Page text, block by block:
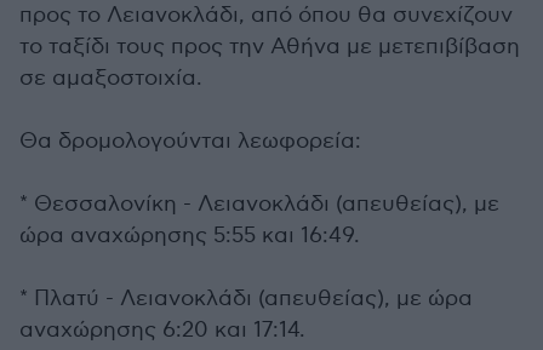
προς το Λειανοκλάδι, από όπου θα συνεχίζουν
το ταξίδι τους προς την Αθήνα με μετεπιβίβαση
σε αμαξοστοιχία.
Θα δρομολογούνται λεωφορεία:
* Θεσσαλονίκη - Λειανοκλάδι (απευθείας), με
ώρα αναχώρησης 5:55 και 16:49.
* Πλατύ - Λειανοκλάδι (απευθείας), με ώρα
αναχώρησης 6:20 και 17:14.